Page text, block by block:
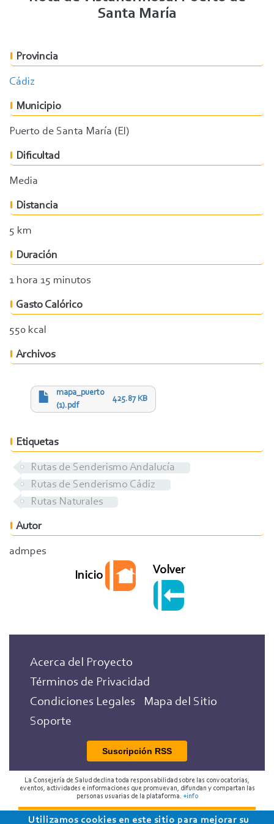
Santa María
Provincia
Cádiz
Municipio
Puerto de Santa María (El)
Dificultad
Media
Distancia
5 km
Duración
1 hora 15 minutos
Gasto Calórico
550 kcal
Archivos
mapa_puerto
(1).pdf
425.87 KB
Etiquetas
Rutas de Senderismo Andalucía
Rutas de Senderismo Cádiz
Rutas Naturales
Autor
admpes
Inicio Volver
Acerca del Proyecto
Términos de Privacidad
Condiciones Legales
Mapa del Sitio
Soporte
Suscripción RSS
La Consejería de Salud declina toda responsabilidad sobre las convocatorias,
eventos, actividades e informaciones que promuevan, difundan y compartan las
personas usuarias de la plataforma. +info
Utilizamos cookies en este sitio para mejorar su